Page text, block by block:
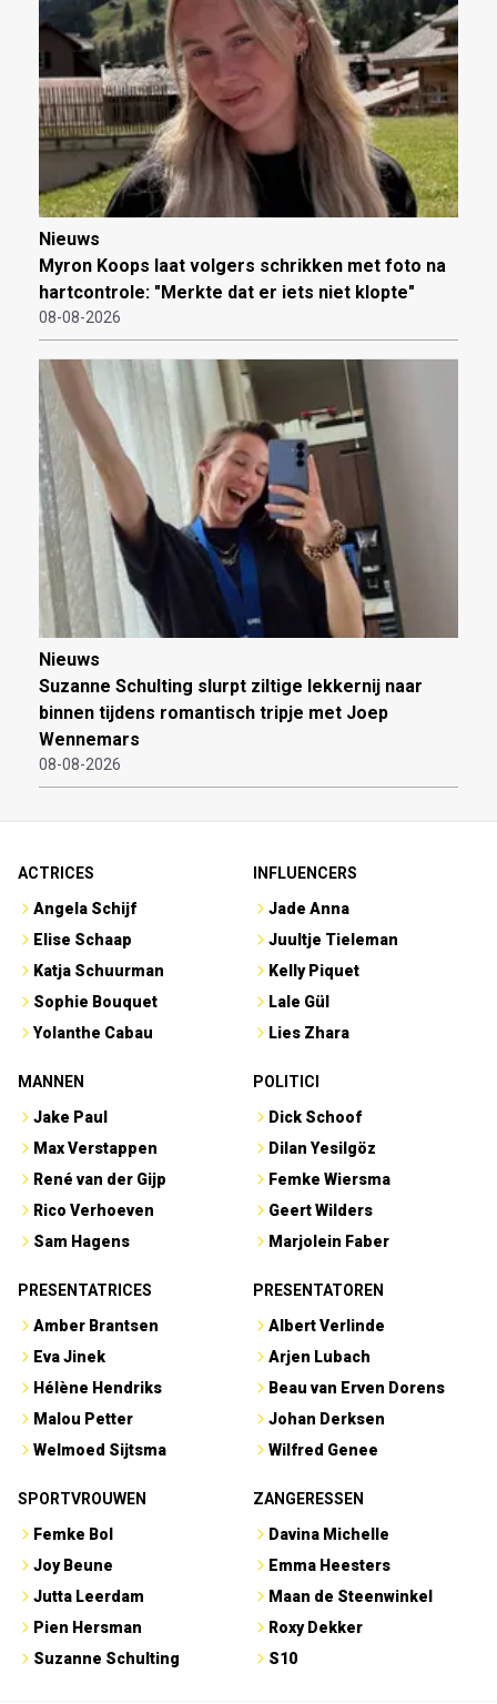
Nieuws
Myron Koops laat volgers schrikken met foto na
hartcontrole: "Merkte dat er iets niet klopte"
08-08-2026
Nieuws
Suzanne Schulting slurpt ziltige lekkernij naar
binnen tijdens romantisch tripje met Joep
Wennemars
08-08-2026
ACTRICES
Angela Schijf
Elise Schaap
Katja Schuurman
Sophie Bouquet
Yolanthe Cabau
INFLUENCERS
Jade Anna
Juultje Tieleman
Kelly Piquet
Lale Gül
Lies Zhara
MANNEN
Jake Paul
Max Verstappen
René van der Gijp
Rico Verhoeven
Sam Hagens
POLITICI
Dick Schoof
Dilan Yesilgöz
Femke Wiersma
Geert Wilders
Marjolein Faber
PRESENTATRICES
Amber Brantsen
Eva Jinek
Hélène Hendriks
Malou Petter
Welmoed Sijtsma
PRESENTATOREN
Albert Verlinde
Arjen Lubach
Beau van Erven Dorens
Johan Derksen
Wilfred Genee
SPORTVROUWEN
Femke Bol
Joy Beune
Jutta Leerdam
Pien Hersman
Suzanne Schulting
ZANGERESSEN
Davina Michelle
Emma Heesters
Maan de Steenwinkel
Roxy Dekker
S10